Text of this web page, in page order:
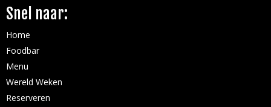
Snel naar:
Home
Foodbar
Menu
Wereld Weken
Reserveren